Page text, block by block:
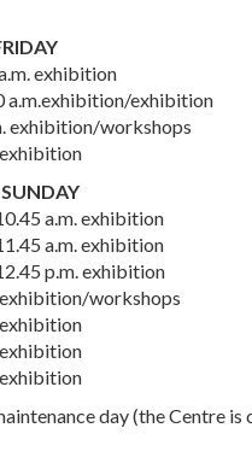
exhibition
a.m.exhibition/exhibition
exhibition/workshops
exhibition
SUNDAY
a.m. exhibition
a.m. exhibition
p.m. exhibition
exhibition/workshops
exhibition
exhibition
day (the Centre is